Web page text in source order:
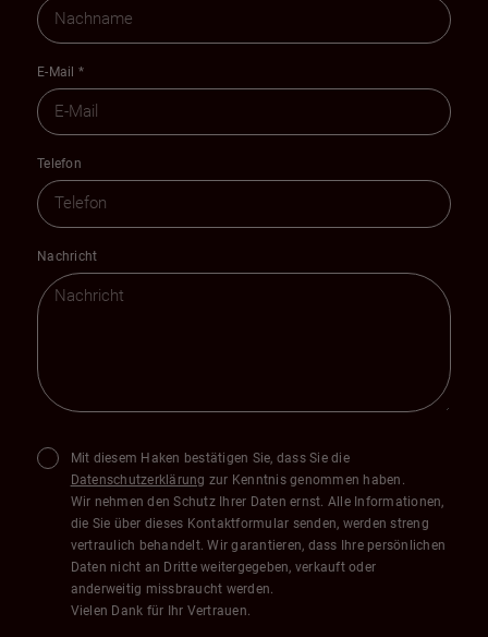
E-Mail *
Telefon
Nachricht
Mit diesem Haken bestätigen Sie, dass Sie die
Datenschutzerklärung zur Kenntnis genommen haben.
Wir nehmen den Schutz Ihrer Daten ernst. Alle Informationen,
die Sie über dieses Kontaktformular senden, werden streng
vertraulich behandelt. Wir garantieren, dass Ihre persönlichen
Daten nicht an Dritte weitergegeben, verkauft oder
anderweitig missbraucht werden.
Vielen Dank für Ihr Vertrauen.